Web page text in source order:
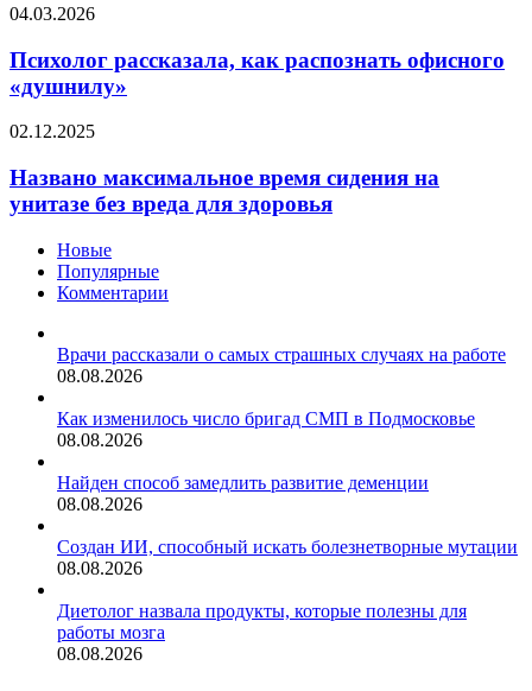
соцсетях
кровати»
Психолог
как
распознать
офисного
04.03.2026
Психолог рассказала, как распознать офисного
«душнилу»
Названо
время
сидения
на
вреда
02.12.2025
Названо максимальное время сидения на
унитазе без вреда для здоровья
Новые
Популярные
Комментарии
Врачи рассказали о самых страшных случаях на работе
08.08.2026
Как изменилось число бригад СМП в Подмосковье
08.08.2026
Найден способ замедлить развитие деменции
08.08.2026
Создан ИИ, способный искать болезнетворные мутации
08.08.2026
Диетолог назвала продукты, которые полезны для
работы мозга
08.08.2026